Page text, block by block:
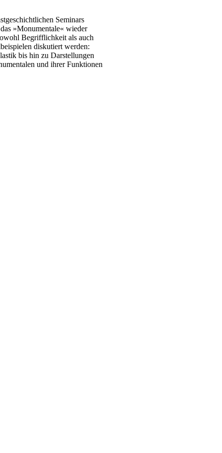
Seminars
»Monumentale« wieder
Begrifflichkeit als auch
diskutiert werden:
bis hin zu Darstellungen
und ihrer Funktionen